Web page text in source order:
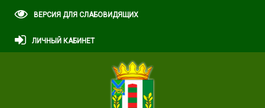
ВЕРСИЯ ДЛЯ СЛАБОВИДЯЩИХ
ЛИЧНЫЙ КАБИНЕТ